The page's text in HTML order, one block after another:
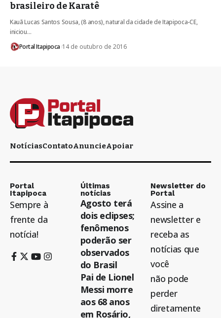
brasileiro de Karatê
Kauã Lucas Santos Sousa, (8 anos), natural da cidade de Itapipoca-CE,
iniciou…
Portal Itapipoca 14 de outubro de 2016
NotíciasContatoAnuncieApoiar
Portal
Itapipoca
Sempre à
frente da
notícia!
Últimas
notícias
Agosto terá
dois eclipses;
fenômenos
poderão ser
observados
do Brasil
Pai de Lionel
Messi morre
aos 68 anos
em Rosário,
Newsletter do
Portal
Assine a
newsletter e
receba as
notícias que
você
não pode
perder
diretamente